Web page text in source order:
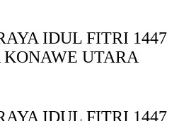
IDUL FITRI 1447
UTARA
IDUL FITRI 1447